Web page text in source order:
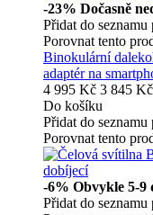
-23% Dočasně
Přidat do seznamu
Porovnat tento
Binokulární
adaptér na
4 995 Kč 3 845 Kč
Do košíku
Přidat do seznamu
Porovnat tento
-6% Obvykle 5-9
Přidat do seznamu